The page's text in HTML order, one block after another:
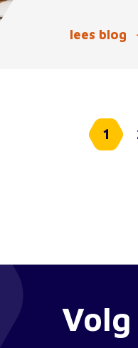
lees blog
1